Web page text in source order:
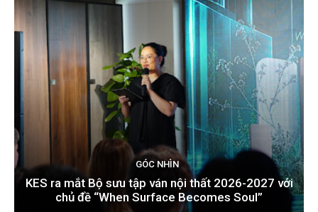
GÓC NHÌN
KES ra mắt Bộ sưu tập ván nội thất 2026-2027 với
chủ đề “When Surface Becomes Soul”